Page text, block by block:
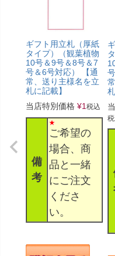
ギフト用立札（厚紙
タイプ）（観葉植物
10号＆9号＆8号＆7
号＆6号対応） 【通
常、送り主様名を立
札に記載】
当店特別価格 ¥1税込
備
考
ご希望の
場合、商
品と一緒
にご注文
くださ
い。